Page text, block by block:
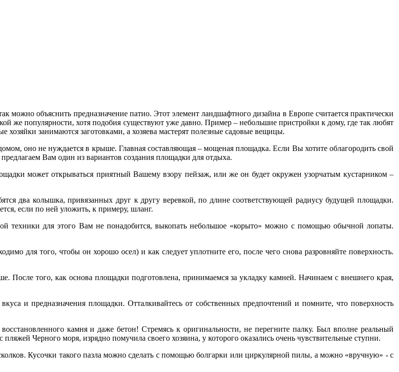
можно объяснить предназначение патио. Этот элемент ландшафтного дизайна в Европе считается практически
же популярности, хотя подобия существуют уже давно. Пример – небольшие пристройки к дому, где так любят
хозяйки занимаются заготовками, а хозяева мастерят полезные садовые вещицы.
оно не нуждается в крыше. Главная составляющая – мощеная площадка. Если Вы хотите облагородить свой
Вам один из вариантов создания площадки для отдыха.
может открываться приятный Вашему взору пейзаж, или же он будет окружен узорчатым кустарником –
два колышка, привязанных друг к другу веревкой, по длине соответствующей радиусу будущей площадки.
если по ней уложить, к примеру, шланг.
техники для этого Вам не понадобится, выкопать небольшое «корыто» можно с помощью обычной лопаты.
для того, чтобы он хорошо осел) и как следует уплотните его, после чего снова разровняйте поверхность.
После того, как основа площадки подготовлена, принимаемся за укладку камней. Начинаем с внешнего края,
и предназначения площадки. Отталкивайтесь от собственных предпочтений и помните, что поверхность
камня и даже бетон! Стремясь к оригинальности, не перегните палку. Был вполне реальный
Черного моря, изрядно помучила своего хозяина, у которого оказались очень чувствительные ступни.
Кусочки такого пазла можно сделать с помощью болгарки или циркулярной пилы, а можно «вручную» - с